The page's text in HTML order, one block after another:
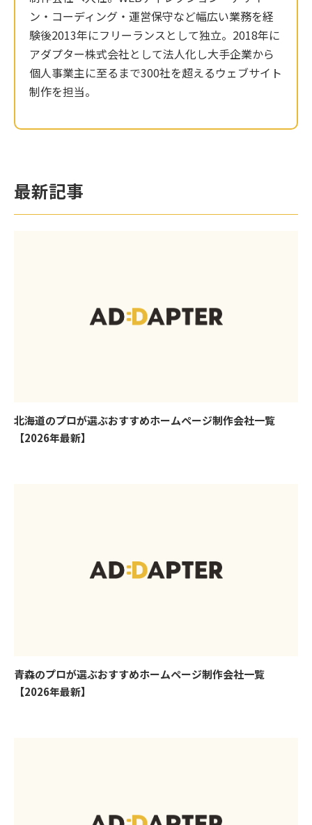
ン・コーディング・運営保守など幅広い業務を経
験後2013年にフリーランスとして独立。2018年に
アダプター株式会社として法人化し大手企業から
個人事業主に至るまで300社を超えるウェブサイト
制作を担当。
最新記事
北海道のプロが選ぶおすすめホームページ制作会社一覧
【2026年最新】
青森のプロが選ぶおすすめホームページ制作会社一覧
【2026年最新】